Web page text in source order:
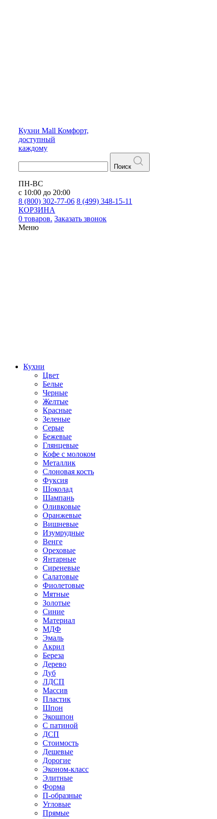
Кухни Mall Комфорт,
доступный
каждому
Поиск
ПН-ВС
с 10:00 до 20:00
8 (800) 302-77-06 8 (499) 348-15-11
КОРЗИНА
0 товаров. Заказать звонок
Меню
Кухни
Цвет
Белые
Черные
Желтые
Красные
Зеленые
Серые
Бежевые
Глянцевые
Кофе с молоком
Металлик
Слоновая кость
Фуксия
Шоколад
Шампань
Оливковые
Оранжевые
Вишневые
Изумрудные
Венге
Ореховые
Янтарные
Сиреневые
Салатовые
Фиолетовые
Мятные
Золотые
Синие
Материал
МДФ
Эмаль
Акрил
Береза
Дерево
Дуб
ЛДСП
Массив
Пластик
Шпон
Экошпон
С патиной
ДСП
Стоимость
Дешевые
Дорогие
Эконом-класс
Элитные
Форма
П-образные
Угловые
Прямые